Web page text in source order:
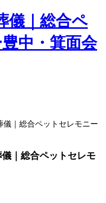
儀｜総合ペットセレモニー
｜総合ペットセレモ